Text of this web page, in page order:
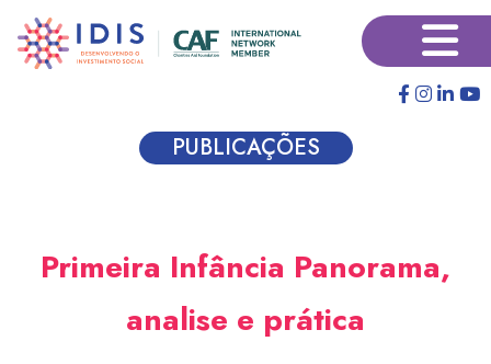
para
×
PUBLICAÇÕES
Primeira Infância Panorama,
analise e prática